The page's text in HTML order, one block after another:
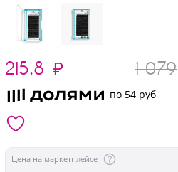
215.8 ₽ 1 079
по 54 руб
Цена на маркетплейсе